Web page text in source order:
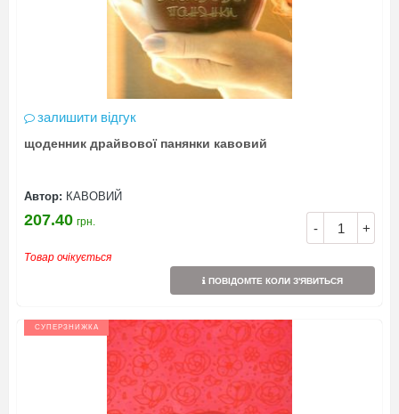
залишити відгук
щоденник драйвової панянки кавовий
Автор: КАВОВИЙ
- +
207.40 грн.
Товар очікується
ПОВІДОМТЕ КОЛИ З'ЯВИТЬСЯ
СУПЕРЗНИЖКА